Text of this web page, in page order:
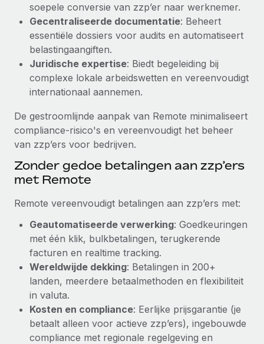
Het blijft de missie van Remote om alle soorten bedrijven
Meer informatie
Hoe Phiture 55 werknemers in 19 landen
Phiture, een toonaangevende leider in de wereldwijde
mobiele groeiadviessector, zet zich sinds 2016...
Meer informatie
soepele conversie van zzp’er naar werknemer.
Gecentraliseerde documentatie: Beheert
essentiële dossiers voor audits en automatiseert
belastingaangiften.
Juridische expertise: Biedt begeleiding bij
complexe lokale arbeidswetten en vereenvoudigt
internationaal aannemen.
De gestroomlijnde aanpak van Remote minimaliseert
compliance-risico's en vereenvoudigt het beheer
van zzp’ers voor bedrijven.
Zonder gedoe betalingen aan zzp’ers
met Remote
Remote vereenvoudigt betalingen aan zzp’ers met:
Geautomatiseerde verwerking: Goedkeuringen
met één klik, bulkbetalingen, terugkerende
facturen en realtime tracking.
Wereldwijde dekking: Betalingen in 200+
landen, meerdere betaalmethoden en flexibiliteit
in valuta.
Kosten en compliance: Eerlijke prijsgarantie (je
betaalt alleen voor actieve zzp’ers), ingebouwde
compliance met regionale regelgeving en